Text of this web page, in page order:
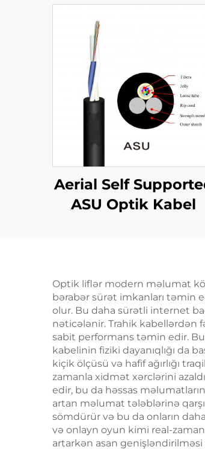
Aerial Self
ASU Optik Kabel
Optik liflər modern məlumat
bərabər sürət imkanları təmin
olur. Bu daha sürətli internet
nəticələnir. Trahik kabellərdən
sabit performans təmin edir. Bu
kabelinin fiziki dayanıqlığı da
kiçik ölçüsü və hafif ağırlığı
zamanla xidmət xərclərini
edir, bu da həssas
artan məlumat tələblərinə
sömdürür və bu da onların
və onlayn oyun kimi real-
artarkən asan